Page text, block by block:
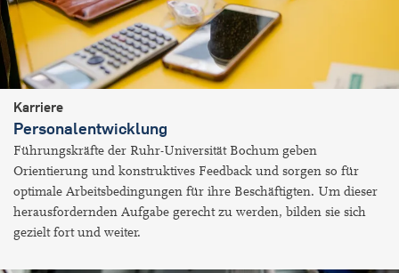
Karriere
Personalentwicklung
Führungskräfte der Ruhr-Universität Bochum geben
Orientierung und konstruktives Feedback und sorgen so für
optimale Arbeitsbedingungen für ihre Beschäftigten. Um dieser
herausfordernden Aufgabe gerecht zu werden, bilden sie sich
gezielt fort und weiter.